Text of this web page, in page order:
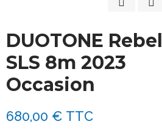
DUOTONE Rebel
SLS 8m 2023
Occasion
680,00 € TTC